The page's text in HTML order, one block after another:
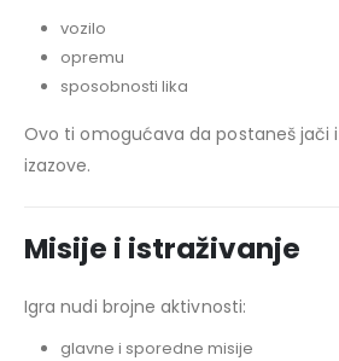
vozilo
opremu
sposobnosti lika
Ovo ti omogućava da postaneš jači
izazove.
Misije i istraživanje
Igra nudi brojne aktivnosti:
glavne i sporedne misije